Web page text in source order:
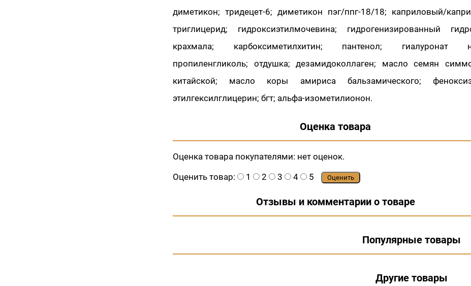
диметикон; тридецет-6; диметикон пэг/ппг-18/18; каприловый/
триглицерид; гидроксиэтилмочевина; гидрогенизированный
крахмала; карбоксиметилхитин; пантенол; гиалуронат
пропиленгликоль; отдушка; дезамидоколлаген; масло семян
китайской; масло коры амириса бальзамического;
этилгексилглицерин; бгт; альфа-изометилионон.
Оценка товара
Оценка товара покупателями: нет оценок.
Оценить товар:
1 2 3 4 5 Оценить
Отзывы и комментарии о товаре
Популярные товары
Другие товары